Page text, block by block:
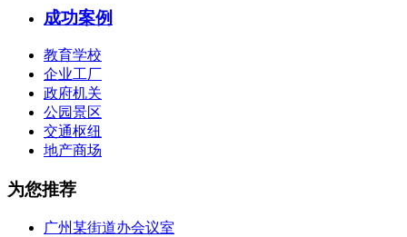
成功案例
教育学校
企业工厂
政府机关
公园景区
交通枢纽
地产商场
为您推荐
广州某街道办会议室